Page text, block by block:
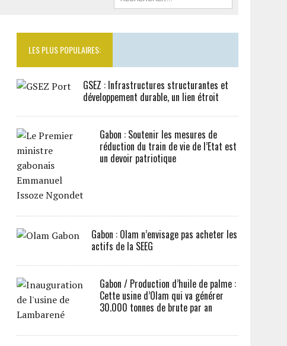
LES PLUS POPULAIRES:
GSEZ : Infrastructures structurantes et
développement durable, un lien étroit
Gabon : Soutenir les mesures de
réduction du train de vie de l’Etat est
un devoir patriotique
Gabon : Olam n’envisage pas acheter les
actifs de la SEEG
Gabon / Production d’huile de palme :
Cette usine d’Olam qui va générer
30.000 tonnes de brute par an